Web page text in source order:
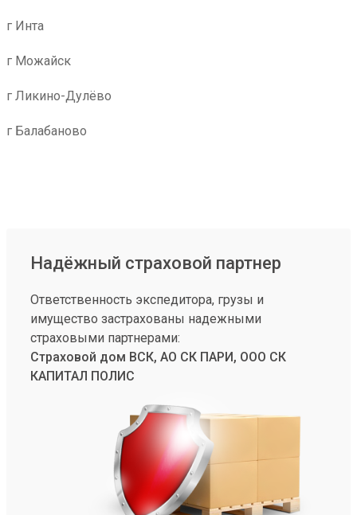
г Инта
г Можайск
г Ликино-Дулёво
г Балабаново
Надёжный страховой партнер
Ответственность экспедитора, грузы и
имущество застрахованы надежными
страховыми партнерами:
Страховой дом ВСК, АО СК ПАРИ, ООО СК
КАПИТАЛ ПОЛИС